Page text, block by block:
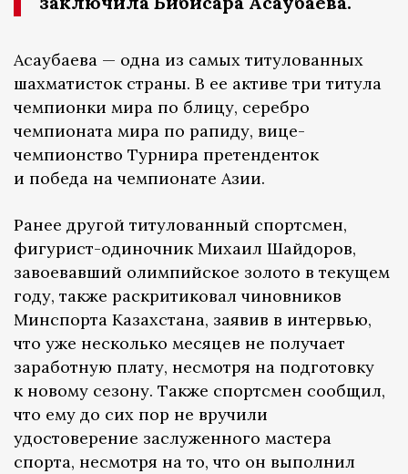
Асаубаева — одна из самых титулованных
шахматисток страны. В ее активе три титула
чемпионки мира по блицу, серебро
чемпионата мира по рапиду, вице-
чемпионство Турнира претенденток
и победа на чемпионате Азии.
Ранее другой титулованный спортсмен,
фигурист-одиночник Михаил Шайдоров,
завоевавший олимпийское золото в текущем
году, также раскритиковал чиновников
Минспорта Казахстана, заявив в интервью,
что уже несколько месяцев не получает
заработную плату, несмотря на подготовку
к новому сезону. Также спортсмен сообщил,
что ему до сих пор не вручили
удостоверение заслуженного мастера
спорта, несмотря на то, что он выполнил